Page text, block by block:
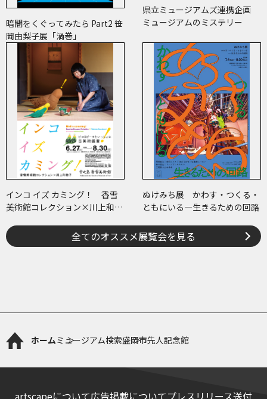
暗闇をくぐってみたら Part2 笹
岡由梨子展「渦巻」
県立ミュージアムズ連携企画
ミュージアムのミステリー
インコ イズ カミング！ 香雪
美術館コレクション×川上和歌
に古美術鑑賞～
ぬけみち展 かわす・つくる・
ともにいる―生きるための回路
全てのオススメ展覧会を見る
ホームミュージアム検索盛岡市先人記念館
artscapeについて広告掲載についてプレスリリース送付